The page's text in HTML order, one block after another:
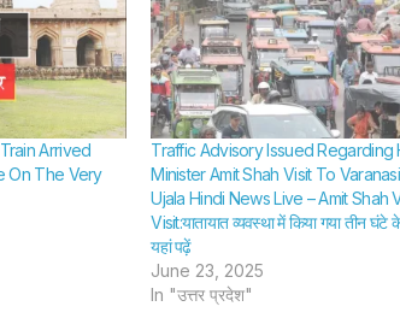
Arrived
On The Very
Traffic Advisory Issued Regarding
Minister Amit Shah Visit To
Ujala Hindi News Live – Amit Shah
Visit:यातायात व्यवस्था में किया गया तीन घंटे
यहां पढ़ें
June 23, 2025
In "उत्तर प्रदेश"